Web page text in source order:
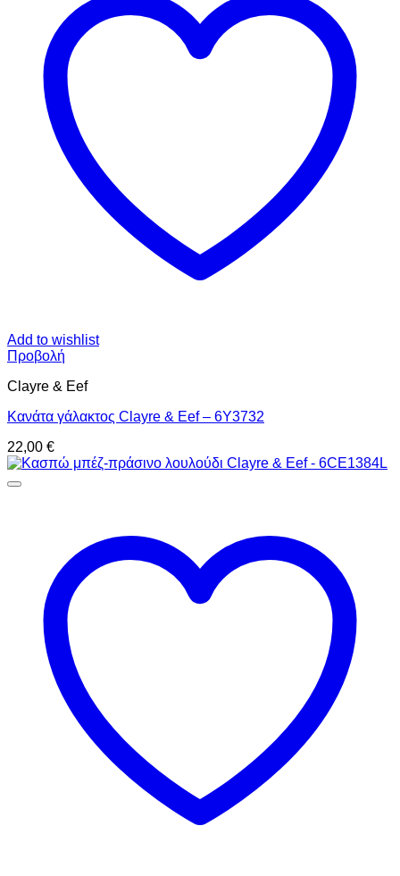
Add to wishlist
Προβολή
Clayre & Eef
Κανάτα γάλακτος Clayre & Eef – 6Y3732
22,00 €